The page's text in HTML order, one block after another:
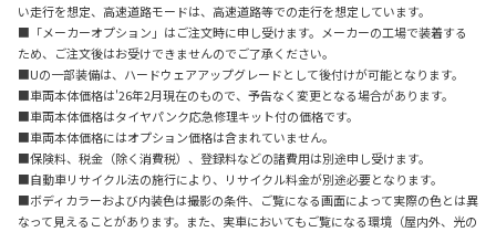
い走行を想定、高速道路モードは、高速道路等での走行を想定しています。
■「メーカーオプション」はご注文時に申し受けます。メーカーの工場で装着する
ため、ご注文後はお受けできませんのでご了承ください。
■Uの一部装備は、ハードウェアアップグレードとして後付けが可能となります。
■車両本体価格は'26年2月現在のもので、予告なく変更となる場合があります。
■車両本体価格はタイヤパンク応急修理キット付の価格です。
■車両本体価格にはオプション価格は含まれていません。
■保険料、税金（除く消費税）、登録料などの諸費用は別途申し受けます。
■自動車リサイクル法の施行により、リサイクル料金が別途必要となります。
■ボディカラーおよび内装色は撮影の条件、ご覧になる画面によって実際の色とは異
なって見えることがあります。また、実車においてもご覧になる環境（屋内外、光の